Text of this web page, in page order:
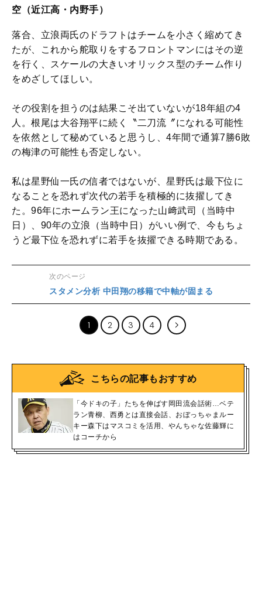
空（近江高・内野手）
落合、立浪両氏のドラフトはチームを小さく縮めてき
たが、これから舵取りをするフロントマンにはその逆
を行く、スケールの大きいオリックス型のチーム作り
をめざしてほしい。
その役割を担うのは結果こそ出ていないが18年組の4
人。根尾は大谷翔平に続く〝二刀流〞になれる可能性
を依然として秘めていると思うし、4年間で通算7勝6敗
の梅津の可能性も否定しない。
私は星野仙一氏の信者ではないが、星野氏は最下位に
なることを恐れず次代の若手を積極的に抜擢してき
た。96年にホームラン王になった山﨑武司（当時中
日）、90年の立浪（当時中日）がいい例で、今もちょ
うど最下位を恐れずに若手を抜擢できる時期である。
次のページ
スタメン分析 中田翔の移籍で中軸が固まる
1 2 3 4
こちらの記事もおすすめ
「今ドキの子」たちを伸ばす岡田流会話術…ベテ
ラン青柳、西勇とは直接会話、おぼっちゃまルー
キー森下はマスコミを活用、やんちゃな佐藤輝に
はコーチから